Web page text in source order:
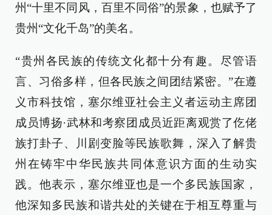
州“十里不同风，百里不同俗”的景象，也赋予了
贵州“文化千岛”的美名。
“贵州各民族的传统文化都十分有趣。尽管语
言、习俗多样，但各民族之间团结紧密。”在遵
义市科技馆，塞尔维亚社会主义者运动主席团
成员博扬·武林和考察团成员近距离观赏了仡佬
族打卦子、川剧变脸等民族歌舞，深入了解贵
州在铸牢中华民族共同体意识方面的生动实
践。他表示，塞尔维亚也是一个多民族国家，
他深知多民族和谐共处的关键在于相互尊重与